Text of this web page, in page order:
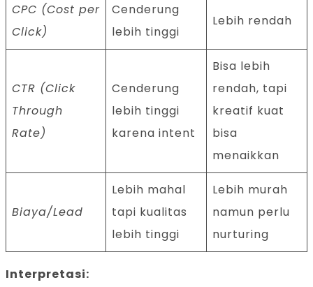
CPC (Cost per
Click)
Cenderung
lebih tinggi
Lebih rendah
CTR (Click
Through
Rate)
Cenderung
lebih tinggi
karena intent
Bisa lebih
rendah, tapi
kreatif kuat
bisa
menaikkan
Biaya/Lead
Lebih mahal
tapi kualitas
lebih tinggi
Lebih murah
namun perlu
nurturing
Interpretasi: